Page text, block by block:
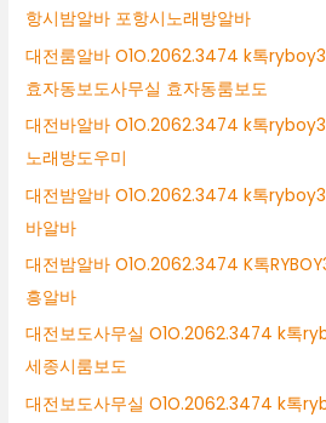
항시밤알바 포항시노래방알바
대전룸알바 O1O.2062.3474 k톡
효자동보도사무실 효자동룸보도
대전바알바 O1O.2062.3474 k톡
노래방도우미
대전밤알바 O1O.2062.3474 k톡
바알바
대전밤알바 O1O.2062.3474 K톡
흥알바
대전보도사무실 O1O.2062.3474 k톡
세종시룸보도
대전보도사무실 O1O.2062.3474 k톡